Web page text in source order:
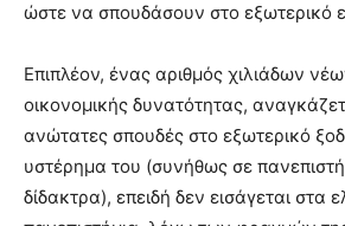
ώστε να σπουδάσουν στο εξωτερικό
Επιπλέον, ένας αριθμός χιλιάδων
οικονομικής δυνατότητας,
ανώτατες σπουδές στο εξωτερικό
υστέρημα του (συνήθως σε
δίδακτρα), επειδή δεν εισάγεται στα